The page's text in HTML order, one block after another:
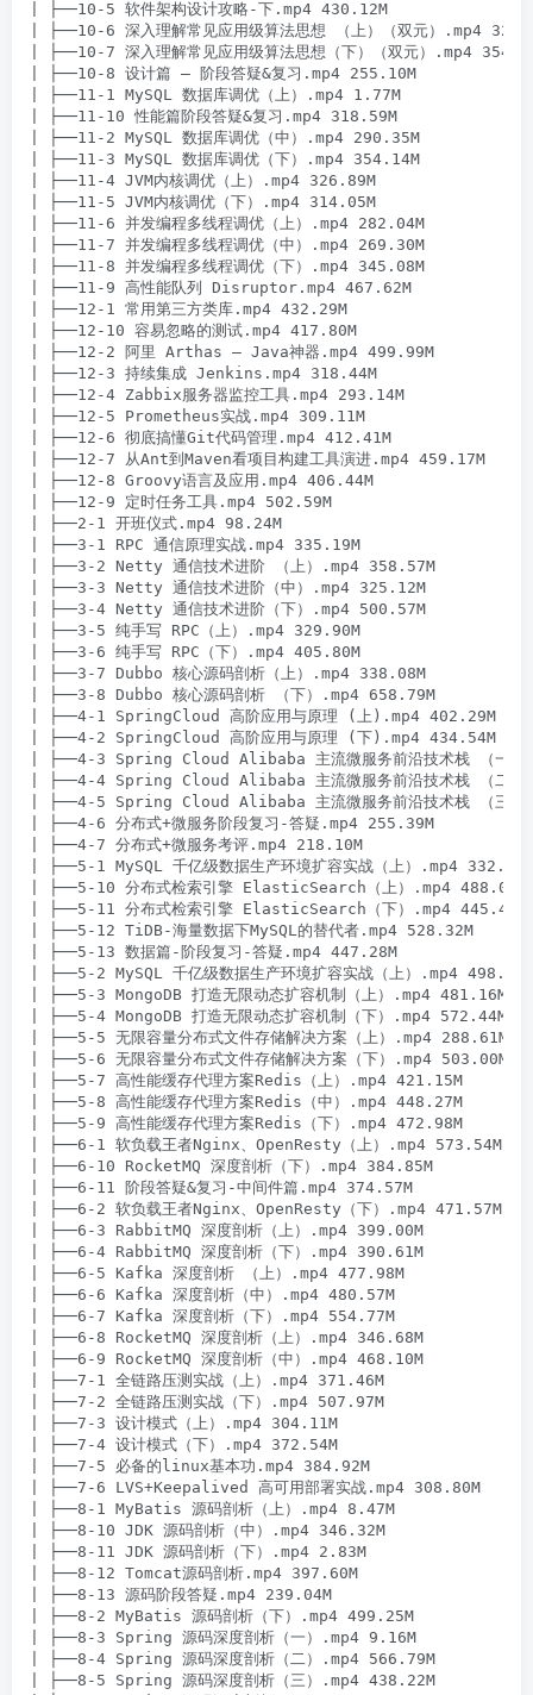
| ├──10-5 软件架构设计攻略-下.mp4 430.12M
| ├──10-6 深入理解常见应用级算法思想 （上）（双元）.mp4
| ├──10-7 深入理解常见应用级算法思想（下）（双元）.mp4
| ├──10-8 设计篇 – 阶段答疑&复习.mp4 255.10M
| ├──11-1 MySQL 数据库调优（上）.mp4 1.77M
| ├──11-10 性能篇阶段答疑&复习.mp4 318.59M
| ├──11-2 MySQL 数据库调优（中）.mp4 290.35M
| ├──11-3 MySQL 数据库调优（下）.mp4 354.14M
| ├──11-4 JVM内核调优（上）.mp4 326.89M
| ├──11-5 JVM内核调优（下）.mp4 314.05M
| ├──11-6 并发编程多线程调优（上）.mp4 282.04M
| ├──11-7 并发编程多线程调优（中）.mp4 269.30M
| ├──11-8 并发编程多线程调优（下）.mp4 345.08M
| ├──11-9 高性能队列 Disruptor.mp4 467.62M
| ├──12-1 常用第三方类库.mp4 432.29M
| ├──12-10 容易忽略的测试.mp4 417.80M
| ├──12-2 阿里 Arthas – Java神器.mp4 499.99M
| ├──12-3 持续集成 Jenkins.mp4 318.44M
| ├──12-4 Zabbix服务器监控工具.mp4 293.14M
| ├──12-5 Prometheus实战.mp4 309.11M
| ├──12-6 彻底搞懂Git代码管理.mp4 412.41M
| ├──12-7 从Ant到Maven看项目构建工具演进.mp4 459.17M
| ├──12-8 Groovy语言及应用.mp4 406.44M
| ├──12-9 定时任务工具.mp4 502.59M
| ├──2-1 开班仪式.mp4 98.24M
| ├──3-1 RPC 通信原理实战.mp4 335.19M
| ├──3-2 Netty 通信技术进阶 （上）.mp4 358.57M
| ├──3-3 Netty 通信技术进阶（中）.mp4 325.12M
| ├──3-4 Netty 通信技术进阶（下）.mp4 500.57M
| ├──3-5 纯手写 RPC（上）.mp4 329.90M
| ├──3-6 纯手写 RPC（下）.mp4 405.80M
| ├──3-7 Dubbo 核心源码剖析（上）.mp4 338.08M
| ├──3-8 Dubbo 核心源码剖析 （下）.mp4 658.79M
| ├──4-1 SpringCloud 高阶应用与原理 (上).mp4 402.29M
| ├──4-2 SpringCloud 高阶应用与原理 (下).mp4 434.54M
| ├──4-3 Spring Cloud Alibaba 主流微服务前沿技术栈 （一）
| ├──4-4 Spring Cloud Alibaba 主流微服务前沿技术栈 （二）
| ├──4-5 Spring Cloud Alibaba 主流微服务前沿技术栈 （三）
| ├──4-6 分布式+微服务阶段复习-答疑.mp4 255.39M
| ├──4-7 分布式+微服务考评.mp4 218.10M
| ├──5-1 MySQL 千亿级数据生产环境扩容实战（上）.mp4 332.21M
| ├──5-10 分布式检索引擎 ElasticSearch（上）.mp4 488.08M
| ├──5-11 分布式检索引擎 ElasticSearch（下）.mp4 445.44M
| ├──5-12 TiDB-海量数据下MySQL的替代者.mp4 528.32M
| ├──5-13 数据篇-阶段复习-答疑.mp4 447.28M
| ├──5-2 MySQL 千亿级数据生产环境扩容实战（上）.mp4 498.53M
| ├──5-3 MongoDB 打造无限动态扩容机制（上）.mp4 481.16M
| ├──5-4 MongoDB 打造无限动态扩容机制（下）.mp4 572.44M
| ├──5-5 无限容量分布式文件存储解决方案（上）.mp4 288.61M
| ├──5-6 无限容量分布式文件存储解决方案（下）.mp4 503.00M
| ├──5-7 高性能缓存代理方案Redis（上）.mp4 421.15M
| ├──5-8 高性能缓存代理方案Redis（中）.mp4 448.27M
| ├──5-9 高性能缓存代理方案Redis（下）.mp4 472.98M
| ├──6-1 软负载王者Nginx、OpenResty（上）.mp4 573.54M
| ├──6-10 RocketMQ 深度剖析（下）.mp4 384.85M
| ├──6-11 阶段答疑&复习-中间件篇.mp4 374.57M
| ├──6-2 软负载王者Nginx、OpenResty（下）.mp4 471.57M
| ├──6-3 RabbitMQ 深度剖析（上）.mp4 399.00M
| ├──6-4 RabbitMQ 深度剖析（下）.mp4 390.61M
| ├──6-5 Kafka 深度剖析 （上）.mp4 477.98M
| ├──6-6 Kafka 深度剖析（中）.mp4 480.57M
| ├──6-7 Kafka 深度剖析（下）.mp4 554.77M
| ├──6-8 RocketMQ 深度剖析（上）.mp4 346.68M
| ├──6-9 RocketMQ 深度剖析（中）.mp4 468.10M
| ├──7-1 全链路压测实战（上）.mp4 371.46M
| ├──7-2 全链路压测实战（下）.mp4 507.97M
| ├──7-3 设计模式（上）.mp4 304.11M
| ├──7-4 设计模式（下）.mp4 372.54M
| ├──7-5 必备的linux基本功.mp4 384.92M
| ├──7-6 LVS+Keepalived 高可用部署实战.mp4 308.80M
| ├──8-1 MyBatis 源码剖析（上）.mp4 8.47M
| ├──8-10 JDK 源码剖析（中）.mp4 346.32M
| ├──8-11 JDK 源码剖析（下）.mp4 2.83M
| ├──8-12 Tomcat源码剖析.mp4 397.60M
| ├──8-13 源码阶段答疑.mp4 239.04M
| ├──8-2 MyBatis 源码剖析（下）.mp4 499.25M
| ├──8-3 Spring 源码深度剖析（一）.mp4 9.16M
| ├──8-4 Spring 源码深度剖析（二）.mp4 566.79M
| ├──8-5 Spring 源码深度剖析（三）.mp4 438.22M